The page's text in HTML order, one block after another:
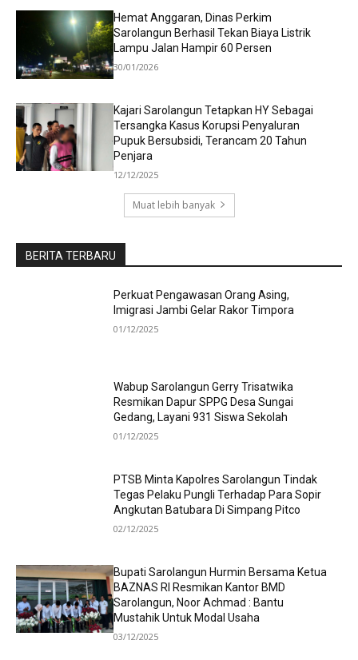
Hemat Anggaran, Dinas Perkim
Sarolangun Berhasil Tekan Biaya Listrik
Lampu Jalan Hampir 60 Persen
30/01/2026
Kajari Sarolangun Tetapkan HY Sebagai
Tersangka Kasus Korupsi Penyaluran
Pupuk Bersubsidi, Terancam 20 Tahun
Penjara
12/12/2025
Muat lebih banyak
BERITA TERBARU
Perkuat Pengawasan Orang Asing,
Imigrasi Jambi Gelar Rakor Timpora
01/12/2025
Wabup Sarolangun Gerry Trisatwika
Resmikan Dapur SPPG Desa Sungai
Gedang, Layani 931 Siswa Sekolah
01/12/2025
PTSB Minta Kapolres Sarolangun Tindak
Tegas Pelaku Pungli Terhadap Para Sopir
Angkutan Batubara Di Simpang Pitco
02/12/2025
Bupati Sarolangun Hurmin Bersama Ketua
BAZNAS RI Resmikan Kantor BMD
Sarolangun, Noor Achmad : Bantu
Mustahik Untuk Modal Usaha
03/12/2025